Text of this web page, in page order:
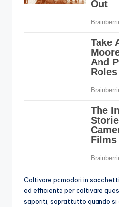
Coltivare pomodori in
ed efficiente per coltivare
saporiti, soprattutto quando si